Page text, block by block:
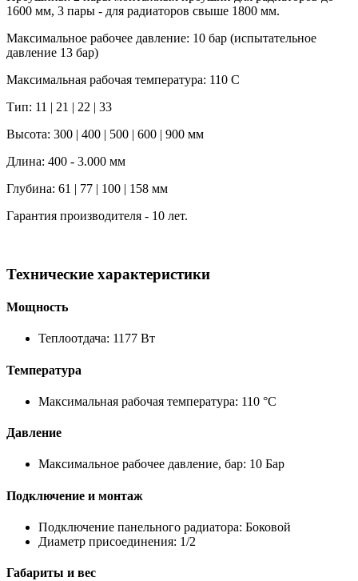
1600 мм, 3 пары - для радиаторов свыше 1800 мм.
Максимальное рабочее давление: 10 бар (испытательное
давление 13 бар)
Максимальная рабочая температура: 110 C
Тип: 11 | 21 | 22 | 33
Высота: 300 | 400 | 500 | 600 | 900 мм
Длина: 400 - 3.000 мм
Глубина: 61 | 77 | 100 | 158 мм
Гарантия производителя - 10 лет.
Технические характеристики
Мощность
Теплоотдача: 1177 Вт
Температура
Максимальная рабочая температура: 110 °C
Давление
Максимальное рабочее давление, бар: 10 Бар
Подключение и монтаж
Подключение панельного радиатора: Боковой
Диаметр присоединения: 1/2
Габариты и вес